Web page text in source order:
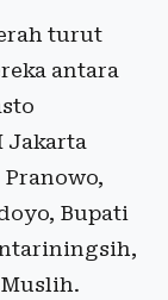
turut
antara
Jakarta
Bupati